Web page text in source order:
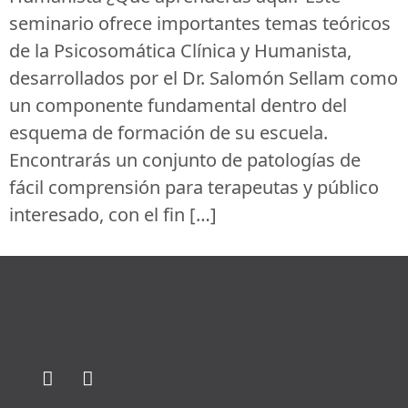
seminario ofrece importantes temas teóricos
de la Psicosomática Clínica y Humanista,
desarrollados por el Dr. Salomón Sellam como
un componente fundamental dentro del
esquema de formación de su escuela.
Encontrarás un conjunto de patologías de
fácil comprensión para terapeutas y público
interesado, con el fin […]